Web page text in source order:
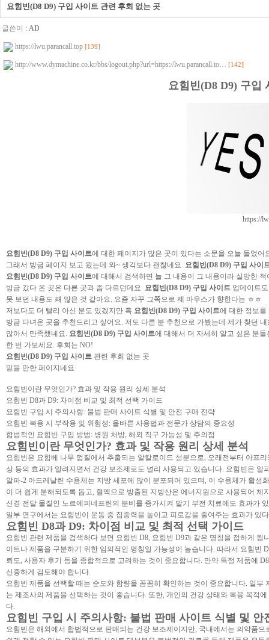
요힘빈(D8 D9) 구입 사이트 관련 후회 없는 곳
글쓴이 : AD
https://lwu.parancall.top [139]
http://www.dymachine.co.kr/bbs/logout.php?url=https://lwu.parancall.to… [142]
요힘빈(D8 D9) 구입
https://
요힘빈(D8 D9) 구입 사이트에 대한 페이지가 많은 곳이 있다는 소문을 오늘 들었어
그래서 방금 페이지 보고 왔는데 와~ 생각보다 괜찮네요.
요힘빈(D8 D9) 구입 사이
요힘빈(D8 D9) 구입 사이트에 대해서 검색하면 늘 그 내용이 그 내용이라 실망한 적
방금 갔다 온 곳은 다른 곳과 좀 다르던데요.
요힘빈(D8 D9) 구입 사이트 업데이트
못 보던 내용도 꽤 많은 것 같아요. 요즘 자꾸 그쪽으로 제 마우스가 향한다는 ㅎㅎ
저보다도 더 빨리 아신 분도 있겠지만 혹 요힘빈(D8 D9) 구입 사이트에 대한 정보를
방금 다녀온 곳을 추천드리고 싶어요. 저도 다른 분 추천으로 가봤는데 제가 찾던 내
많아서 만족했네요.
요힘빈(D8 D9) 구입 사이트에 대해서 더 자세히 알고 싶은 분
한 번 가보세요. 후회는 NO!
요힘빈(D8 D9) 구입 사이트 관련 후회 없는 곳
믿을 만한 페이지네요
요힘빈이란 무엇인가? 효과 및 작용 원리 상세 분석
요힘빈 D8과 D9: 차이점 비교 및 최적 선택 가이드
요힘빈 구입 시 주의사항: 불법 판매 사이트 식별 및 안전 구매 전략
요힘빈 복용 시 부작용 및 위험성: 올바른 사용법과 전문가 상담의 중요성
합법적인 요힘빈 구입 방법: 병원 처방, 해외 직구 가능성 및 주의점
요힘빈이란 무엇인가? 효과 및 작용 원리 상세 분석
요힘빈은 요힘베 나무 껍질에서 추출되는 알칼로이드 성분으로, 오래전부터 아프
상 등의 효과가 알려지면서 건강 보조제로도 널리 사용되고 있습니다. 요힘빈은
알파-2 아드레날린 수용체는 지방 세포에 많이 분포되어 있으며, 이 수용체가 활
이 더 쉽게 분해되도록 돕고, 혈액으로 방출된 지방산은 에너지원으로 사용되어
신경 전달 물질인 노르에피네프린의 분비를 증가시켜 발기 부전 치료에도 효과가
일부 연구에서는 요힘빈이 운동 중 집중력을 높이고 피로감을 줄여주는 효과가 있
요힘빈 D8과 D9: 차이점 비교 및 최적 선택 가이드
요힘빈 관련 제품을 검색하다 보면 요힘빈 D8, 요힘빈 D9과 같은 명칭을 접하게
이트나 제품을 구분하기 위한 임의적인 명칭일 가능성이 높습니다. 따라서 요힘빈
뢰도, 사용자 후기 등을 종합적으로 고려하는 것이 중요합니다. 만약 특정 제품에
신중하게 검토해야 합니다.
요힘빈 제품을 선택할 때는 순도와 함량을 꼼꼼히 확인하는 것이 중요합니다. 일
는 제조사의 제품을 선택하는 것이 좋습니다. 또한, 개인의 건강 상태와 복용 목적
다.
요힘빈 구입 시 주의사항: 불법 판매 사이트 식별 및 안
요힘빈은 해외에서 합법적으로 판매되는 건강 보조제이지만, 국내에서는 의약품